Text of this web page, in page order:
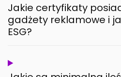
Jakie certyfikaty
gadżety reklamowe i
ESG?